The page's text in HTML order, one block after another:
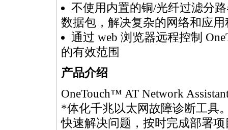
不使用内置的铜/光纤过滤分
数据包，解决复杂的网络和应
通过 web 浏览器远程控制
的有效范围
产品介绍
OneTouch™ AT Network
*体化千兆以太网故障诊断工具
快速解决问题，按时完成部署项